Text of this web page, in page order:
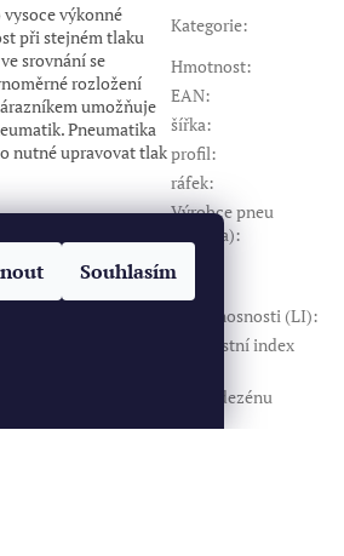
Souhlasím
výkonné
při stejném tlaku
srovnání se
rozložení
umožňuje
Pneumatika
nutné upravovat tlak
Kategorie:
Hmotnost:
EAN:
šířka:
profil:
ráfek:
Výrobce pneu
(značka):
Dezén
Index nosnosti (LI):
Rychlostní index
Výška dezénu